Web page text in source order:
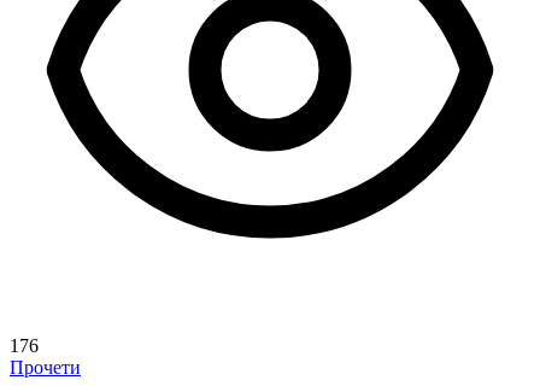
176
Прочети